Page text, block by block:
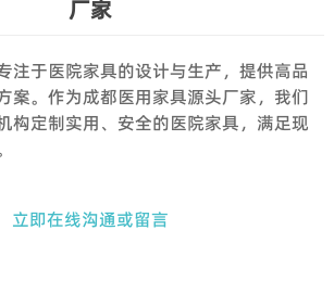
厂家
注于医院家具的设计与生产，提供高品
案。作为成都医用家具源头厂家，我们
构定制实用、安全的医院家具，满足现
立即在线沟通或留言